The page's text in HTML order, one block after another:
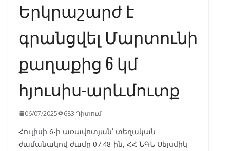
Երկրաշարժ է
գրանցվել Մարտունի
քաղաքից 6 կմ
հյուսիս-արևմուտք
06/07/2025 683 Դիտում
Հուլիսի 6-ի առավոտյան՝ տեղական
ժամանակով ժամը 07:48-ին, ՀՀ ՆԳՆ Սեյսմիկ